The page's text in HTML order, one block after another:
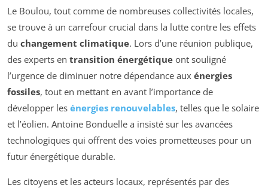
Le Boulou, tout comme de nombreuses collectivités locales,
se trouve à un carrefour crucial dans la lutte contre les effets
du changement climatique. Lors d’une réunion publique,
des experts en transition énergétique ont souligné
l’urgence de diminuer notre dépendance aux énergies
fossiles, tout en mettant en avant l’importance de
développer les énergies renouvelables, telles que le solaire
et l’éolien. Antoine Bonduelle a insisté sur les avancées
technologiques qui offrent des voies prometteuses pour un
futur énergétique durable.
Les citoyens et les acteurs locaux, représentés par des